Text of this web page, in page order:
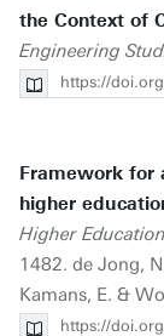
the Context of
Engineering
https://
Framework for
higher
Higher
1482. de Jong,
Kamans, E. &
https://